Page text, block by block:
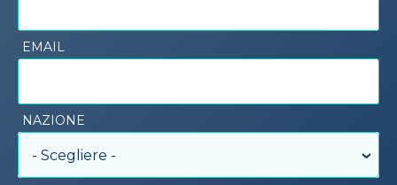
EMAIL
NAZIONE
- Scegliere -